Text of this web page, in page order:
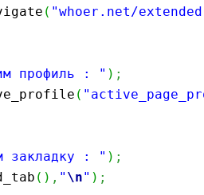
( "whoer.net/
профиль : " ) ;
(
закладку : " ) ;
( ) , " \n" ) ;